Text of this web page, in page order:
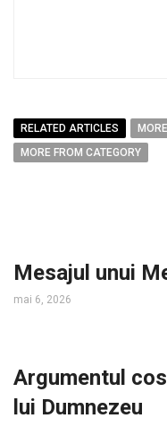
RELATED ARTICLES
MORE FROM CATEGORY
Mesajul unui
mai 6, 2026
Argumentul
lui Dumnezeu